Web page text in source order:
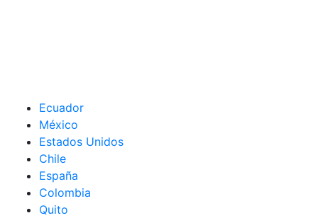
Ecuador
México
Estados Unidos
Chile
España
Colombia
Quito